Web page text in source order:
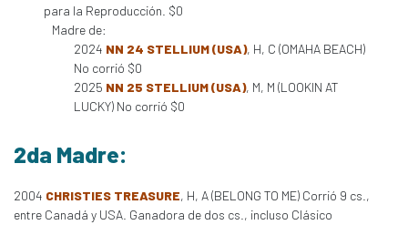
para la Reproducción. $0
Madre de:
2024 NN 24 STELLIUM (USA), H, C (OMAHA BEACH)
No corrió $0
2025 NN 25 STELLIUM (USA), M, M (LOOKIN AT
LUCKY) No corrió $0
2da Madre:
2004 CHRISTIES TREASURE, H, A (BELONG TO ME) Corrió 9 cs.,
entre Canadá y USA. Ganadora de dos cs., incluso Clásico